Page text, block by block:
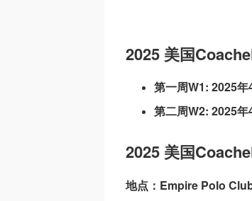
2025 美国
第一周W1: 2025
第二周W2: 2025
2025 美国
地点：Empire Polo